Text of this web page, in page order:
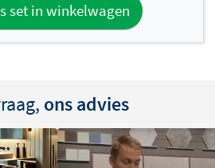
set in winkelwagen
ons advies